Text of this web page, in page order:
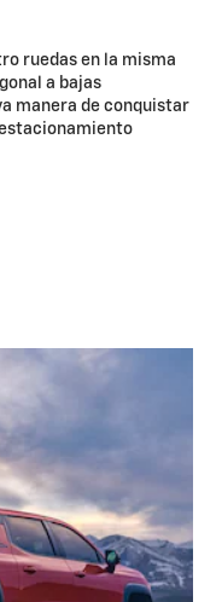
ruedas en la misma
a bajas
manera de conquistar